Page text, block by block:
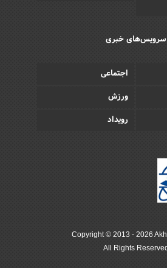
سرویس‌های خبری
اجتماعی
ورزش
رویداد
Copyright © 2013 - 2026
All Rights Reserved